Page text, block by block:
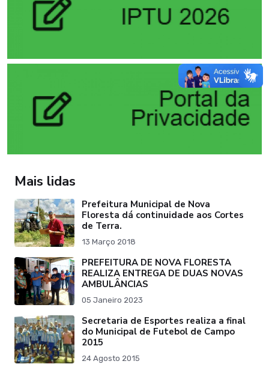
Mais lidas
Prefeitura Municipal de Nova
Floresta dá continuidade aos Cortes
de Terra.
13 Março 2018
PREFEITURA DE NOVA FLORESTA
REALIZA ENTREGA DE DUAS NOVAS
AMBULÂNCIAS
05 Janeiro 2023
Secretaria de Esportes realiza a final
do Municipal de Futebol de Campo
2015
24 Agosto 2015